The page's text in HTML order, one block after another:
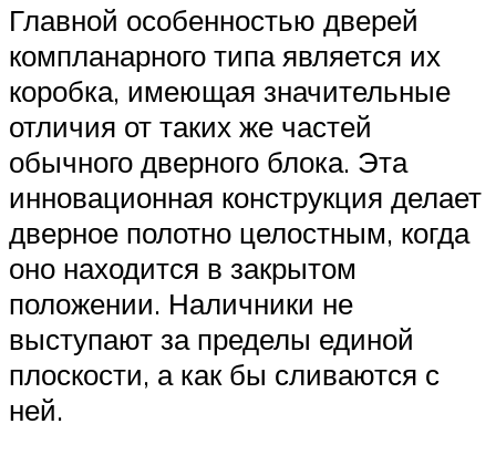
Главной особенностью дверей
компланарного типа является их
коробка, имеющая значительные
отличия от таких же частей
обычного дверного блока. Эта
инновационная конструкция делает
дверное полотно целостным, когда
оно находится в закрытом
положении. Наличники не
выступают за пределы единой
плоскости, а как бы сливаются с
ней.